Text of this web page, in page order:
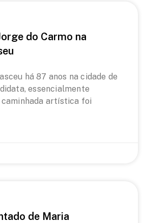
do Carmo na
há 87 anos na cidade de
essencialmente
artística foi
de Maria